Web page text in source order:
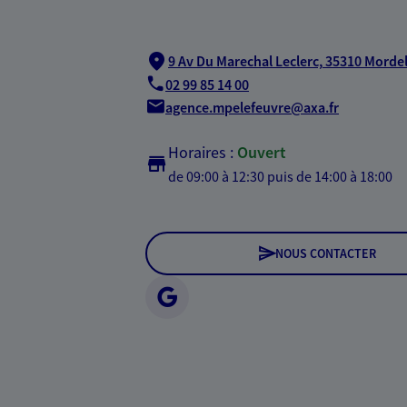
9 Av Du Marechal Leclerc,35310
02 99 85 14 00
agence.mpelefeuvre@axa.fr
Horaires : Ouvert
de 09:00 à 12:30 puis de 14:00 à 18:00
NOUS CONTACTER